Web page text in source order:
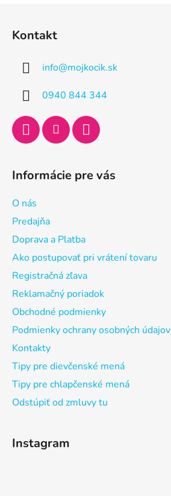
Kontakt
info@mojkocik.sk
0940 844 344
Informácie pre vás
O nás
Predajňa
Doprava a Platba
Ako postupovať pri vrátení tovaru
Registračná zľava
Reklamačný poriadok
Obchodné podmienky
Podmienky ochrany osobných údajov
Kontakty
Tipy pre dievčenské mená
Tipy pre chlapčenské mená
Odstúpiť od zmluvy tu
Instagram